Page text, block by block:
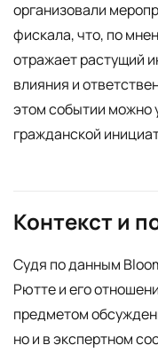
организовали
фискала, что, по
отражает растущий
влияния и
этом событии можно
гражданской
Контекст и
Судя по данным
Рютте и его
предметом
но и в экспертном